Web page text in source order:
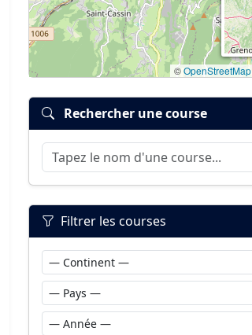
©OpenStreetMap
Rechercher une course
Filtrer les courses